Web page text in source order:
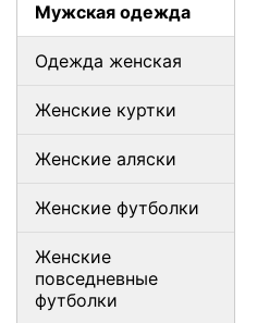
Мужская одежда
Одежда женская
Женские куртки
Женские аляски
Женские футболки
Женские
повседневные
футболки